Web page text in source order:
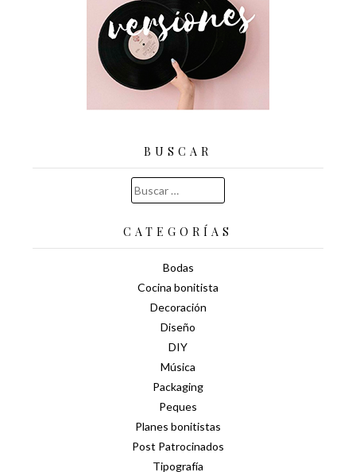
BUSCAR
Buscar:
CATEGORÍAS
Bodas
Cocina bonitista
Decoración
Diseño
DIY
Música
Packaging
Peques
Planes bonitistas
Post Patrocinados
Tipografía